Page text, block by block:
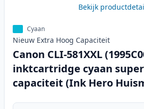
Bekijk
Cyaan
Nieuw Extra Hoog Capaciteit
Canon CLI-581XXL
inktcartridge cyaan
capaciteit (Ink Hero